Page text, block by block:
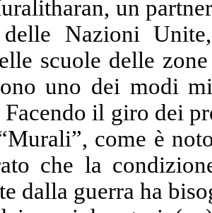
un
delle Nazioni
scuole delle
uno dei modi
il giro dei
come è
che la
dalla guerra ha